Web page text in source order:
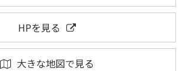
HPを見る
大きな地図で見る